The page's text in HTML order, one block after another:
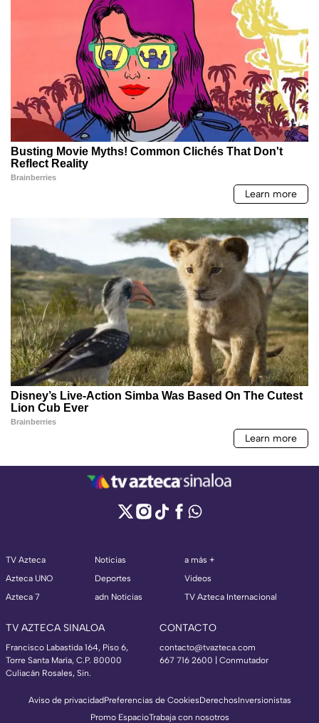
TV Azteca
Azteca UNO
Azteca 7
Noticias
Deportes
adn Noticias
a más +
Videos
TV Azteca Internacional
TV AZTECA SINALOA
Francisco Labastida 164, Piso 6,
Torre Santa María, C.P. 80000
Culiacán Rosales, Sin.
CONTACTO
contacto@tvazteca.com
667 716 2600 | Conmutador
Aviso de privacidadPreferencias de CookiesDerechosInversionistas
Promo EspacioTrabaja con nosotros